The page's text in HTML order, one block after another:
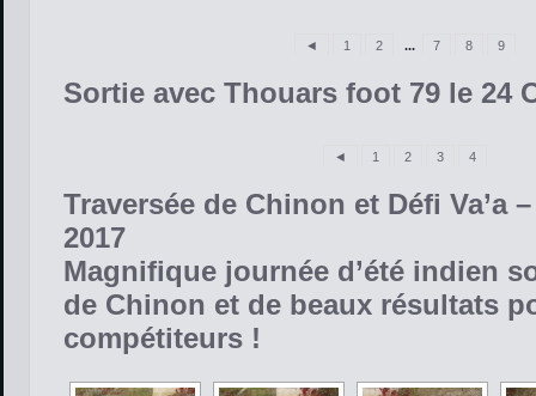
◄ 1 2 ... 7 8 9
Sortie avec Thouars foot 79 le 24
◄ 1 2 3 4
Traversée de Chinon et Défi Va’a
2017
Magnifique journée d’été indien
de Chinon et de beaux résultats
compétiteurs !